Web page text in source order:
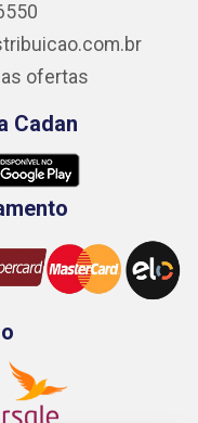
ofertas
Cadan